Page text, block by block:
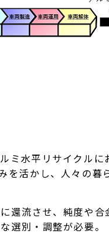
ミ水平リサイクル
を活かし、人々の暮
せ、純度や合金
・調整が必要。